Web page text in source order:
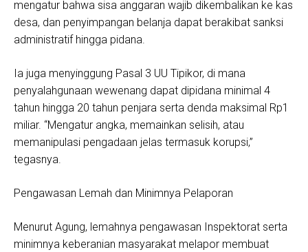
mengatur bahwa sisa anggaran wajib dikembalikan ke kas
desa, dan penyimpangan belanja dapat berakibat sanksi
administratif hingga pidana.
Ia juga menyinggung Pasal 3 UU Tipikor, di mana
penyalahgunaan wewenang dapat dipidana minimal 4
tahun hingga 20 tahun penjara serta denda maksimal Rp1
miliar. “Mengatur angka, memainkan selisih, atau
memanipulasi pengadaan jelas termasuk korupsi,”
tegasnya.
Pengawasan Lemah dan Minimnya Pelaporan
Menurut Agung, lemahnya pengawasan Inspektorat serta
minimnya keberanian masyarakat melapor membuat